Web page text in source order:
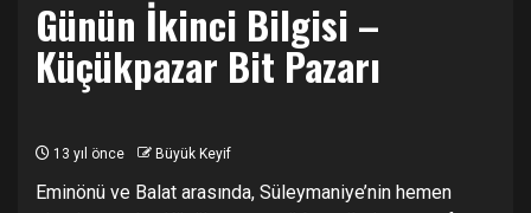
Günün İkinci Bilgisi –
Küçükpazar Bit Pazarı
13 yıl önce Büyük Keyif
Eminönü ve Balat arasında, Süleymaniye’nin hemen